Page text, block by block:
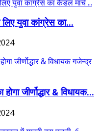
लिए युवा कांग्रेस का...
जीर्णोद्धार & विधायक...